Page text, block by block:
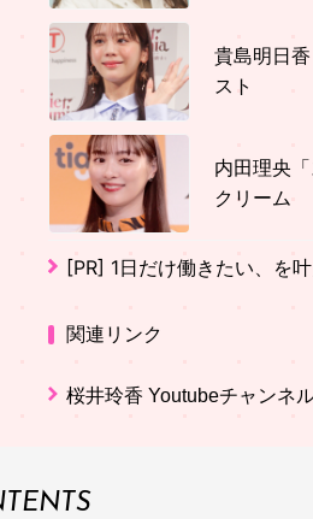
貴島明日
スト
内田理央
クリーム
[PR] 1日だけ働きたい、を
関連リンク
桜井玲香 Youtubeチャンネ